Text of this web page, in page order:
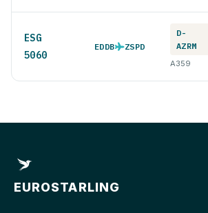
ESG
5060
EDDB ZSPD
D-
AZRM
A359
EUROSTARLING